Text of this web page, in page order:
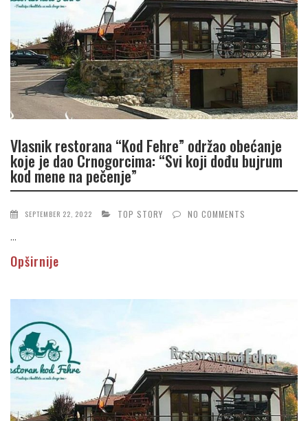
Vlasnik restorana “Kod Fehre” održao obećanje
koje je dao Crnogorcima: “Svi koji dođu bujrum
kod mene na pečenje”
SEPTEMBER 22, 2022 TOP STORY NO COMMENTS
...
Opširnije